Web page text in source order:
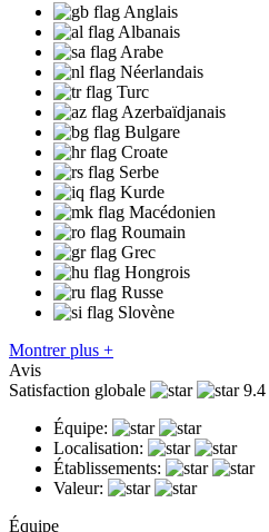
Anglais
Albanais
Arabe
Néerlandais
Turc
Azerbaïdjanais
Bulgare
Croate
Serbe
Kurde
Macédonien
Roumain
Grec
Hongrois
Russe
Slovène
Montrer plus +
Avis
Satisfaction globale
9.4
Équipe:
Localisation:
Établissements:
Valeur:
Équipe